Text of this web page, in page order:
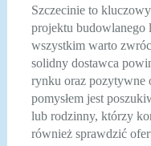
Szczecinie to
projektu budowlanego
wszystkim warto
solidny dostawca
rynku oraz pozytywne
pomysłem jest
lub rodzinny, którzy
również sprawdzić